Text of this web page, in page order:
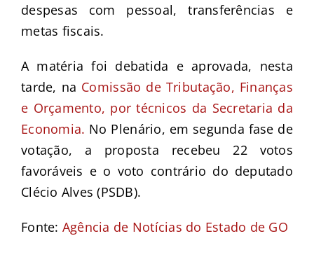
despesas com pessoal, transferências e
metas fiscais.
A matéria foi debatida e aprovada, nesta
tarde, na Comissão de Tributação, Finanças
e Orçamento, por técnicos da Secretaria da
Economia. No Plenário, em segunda fase de
votação, a proposta recebeu 22 votos
favoráveis e o voto contrário do deputado
Clécio Alves (PSDB).
Fonte: Agência de Notícias do Estado de GO